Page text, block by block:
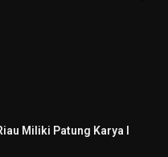
Miliki Patung Karya I